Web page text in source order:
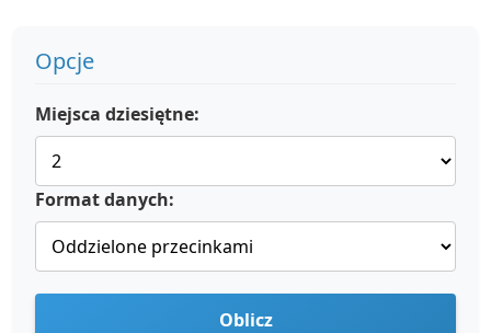
Opcje
Miejsca dziesiętne:
Format danych:
Oblicz